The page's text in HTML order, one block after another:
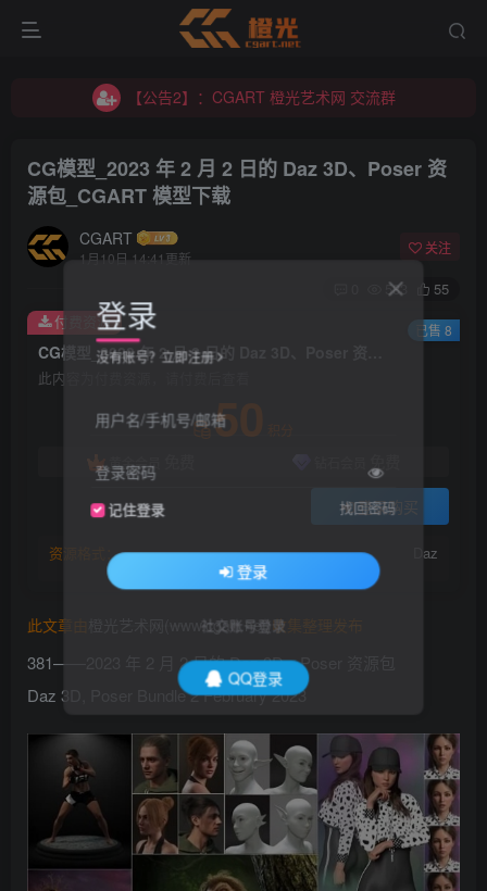
【公告2】：CGART 橙光艺术网 交流群
【公告2】：CGART 橙光艺术网 交流群
CG模型_2023 年 2 月 2 日的 Daz 3D、Poser 资
源包_CGART 模型下载
CGART
1月10日 14:41更新
关注
583 55
此内容为付费资源，请付费后查看
50
黄金会员
登录购买
资源格式： Daz
付费资源 已售 8
此文章由 橙光艺术网(www.cgart.net)收集整理发布
381——2023 年 2 月 2 日的 Daz 3D、Poser 资源包
Daz 3D, Poser Bundle 2 February 2023
登录
没有账号？立即注册
用户名/手机号/邮箱
登录密码
记住登录 找回密码
登录
社交账号登录
QQ登录